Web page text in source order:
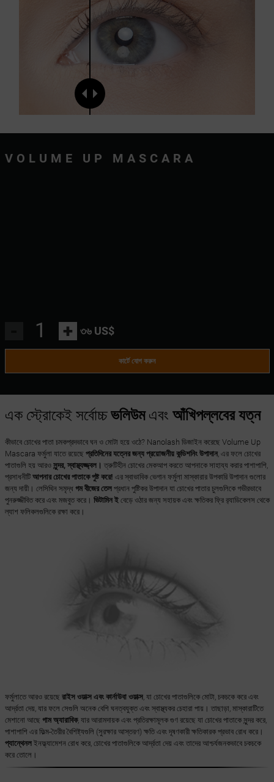
VOLUME UP MASCARA
+ ৩৬ US$
কার্টে যোগ করুন
এক স্ট্রোকেই সর্বোচ্চভলিউমএবং আঁখিপল্লবের যত্ন
কীভাবে চোখের পাতা চমকপ্রদভাবে ঘন ও মোটা হয়ে ওঠে? Nanolash ডিজাইন করেছে Volume Up
Mascara ফর্মুলা যাতে রয়েছে প্রতিদিনের যত্নের জন্য প্রয়োজনীয় কন্ডিশনিং উপাদান, এর ফলে চোখের
পাতাগুলি হয় আরও সুন্দর, স্বাস্থ্যজ্জ্বল। ত্রুটিহীন চোখের মেকআপ করতে আপনাকে সাহায্য করার পাশাপাশি,
প্রসাধনীটি আপনার চোখের পাতাকে পুষ্ট করে! এর স্বাভাবিক ভেগান ফর্মুলা মাস্কারার উপকারি উপাদান গুলোর
জন্য দায়ী। লেসিথিন সমৃদ্ধ গম বীজের তেলপ্রধান পুষ্টিকর উপাদান যা চোখের পাতার চুলগুলিকে গভীরভাবে
পুনরুজ্জীবিত করে এবং মজবুত করে। ভিটামিন ইবেড়ে ওঠার জন্য সহায়ক এবং ক্ষতিকর ফ্রি র‍্যাডিকেলস থেকে
ল্যাশ ফলিকলগুলিকে রক্ষা করে।
ফর্মুলাতে আরও রয়েছে রাইস ওয়াক্স এবং কার্নাউবা ওয়াক্স, যা চোখের পাতাগুলিকে মোটা, চকচকে করে এবং
আর্দ্রতা দেয়, যার ফলে সেগুলি অনেক বেশি ঘনত্বযুক্ত এবং স্বাস্থ্যকর চেহারা পায়। তাছাড়া, মাস্কারাটিতে
মেশানো আছে গাম অ্যারাবিক, যার আরামদায়ক এবং প্রতিরক্ষামূলক গুণ রয়েছে যা চোখের পাতাকে সুন্দর করে,
পাশাপাশি এর ফিল্ম-তৈরীর বৈশিষ্ট্যগুলি (সুরক্ষার আস্তরণ) ক্ষতি এবং দূষণকারী ক্ষতিকারক প্রভাব রোধ করে।
প্যান্থেনলইনফ্ল্যামেশন রোধ করে, চোখের পাতাগুলিকে আর্দ্রতা দেয় এবং তাদের আশ্চর্যজনকভাবে চকচকে
করে তোলে।